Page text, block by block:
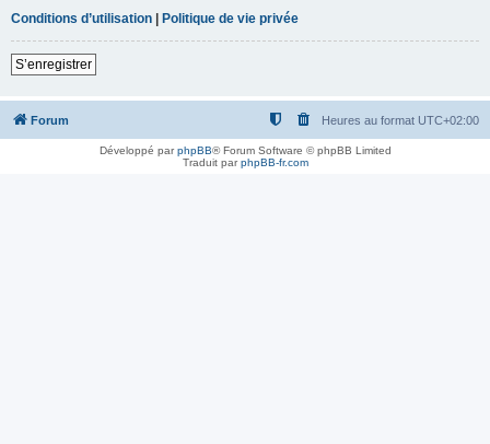
Conditions d’utilisation | Politique de vie privée
S’enregistrer
Forum Heures au format UTC+02:00
Développé parphpBB® Forum Software © phpBB Limited
Traduit parphpBB-fr.com